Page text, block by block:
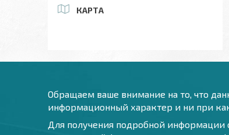
КАРТА
Обращаем ваше внимание на то, что
информационный характер и ни при
Для получения подробной